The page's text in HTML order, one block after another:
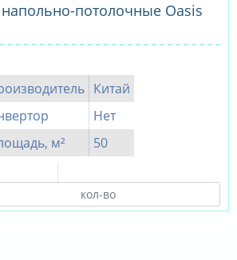
потолочные Oasis
Китай
Нет
м²
50